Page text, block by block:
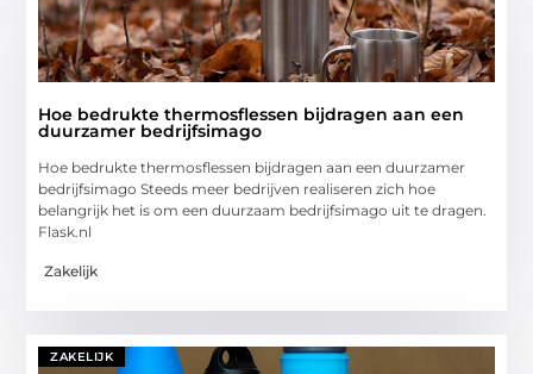
Hoe bedrukte thermosflessen bijdragen aan een
duurzamer bedrijfsimago
Hoe bedrukte thermosflessen bijdragen aan een duurzamer
bedrijfsimago Steeds meer bedrijven realiseren zich hoe
belangrijk het is om een duurzaam bedrijfsimago uit te dragen.
Flask.nl
Zakelijk
ZAKELIJK